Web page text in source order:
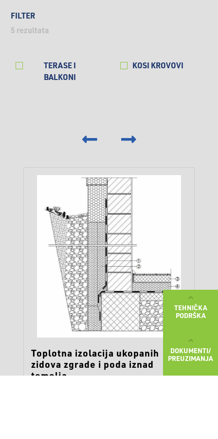
TEHNIČKA
PODRŠKA
DOKUMENTI/
PREUZIMANJA
FILTER
5 rezultata
TERASE I
BALKONI
KOSI KROVOVI
Toplotna izolacija ukopanih
zidova zgrade i poda iznad
temelja